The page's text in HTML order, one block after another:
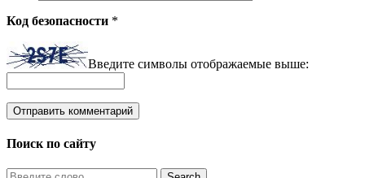
Код безопасности *
Введите символы отображаемые выше:
Поиск по сайту